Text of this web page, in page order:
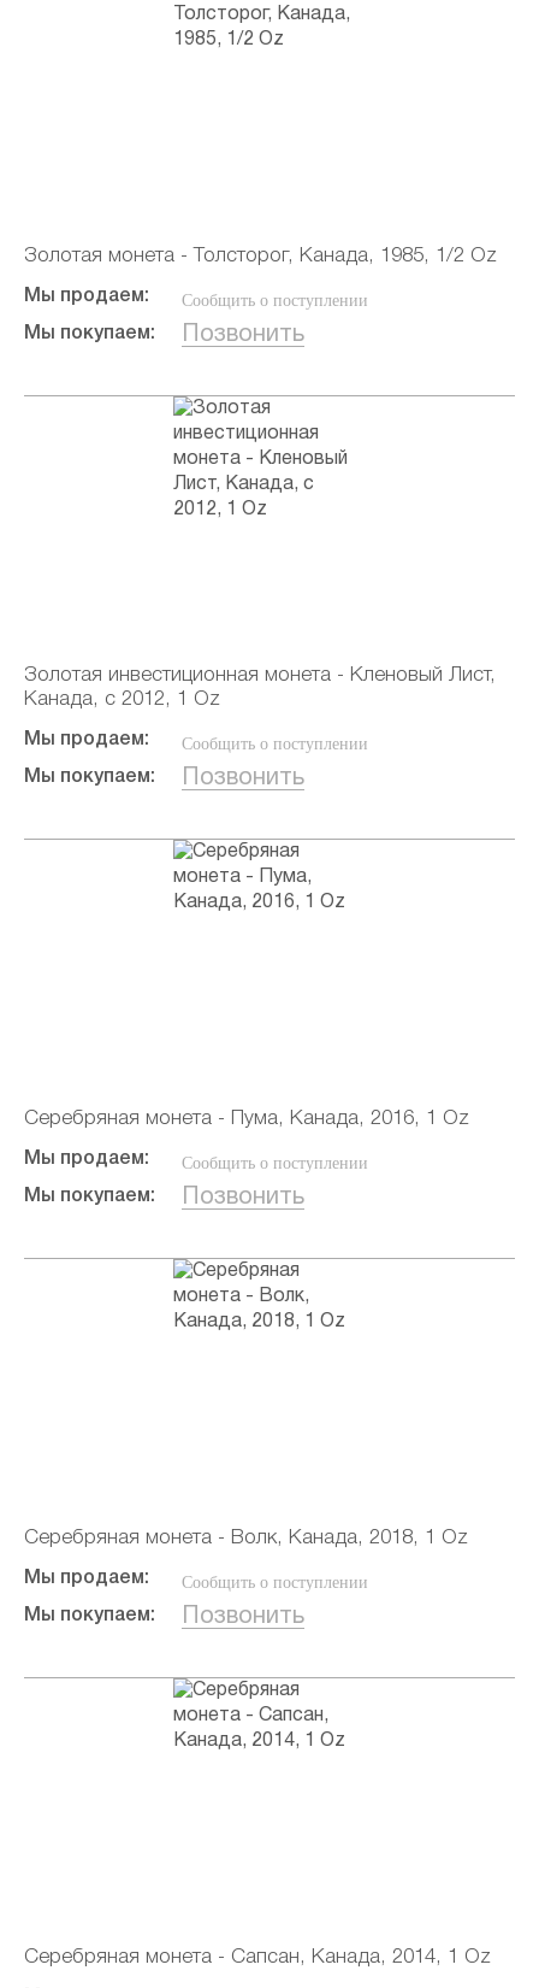
Золотая монета - Толсторог, Канада, 1985, 1/2 Oz
Мы продаем: Сообщить о поступлении
Мы покупаем: Позвонить
Золотая инвестиционная монета - Кленовый Лист,
Канада, с 2012, 1 Oz
Мы продаем: Сообщить о поступлении
Мы покупаем: Позвонить
Серебряная монета - Пума, Канада, 2016, 1 Oz
Мы продаем: Сообщить о поступлении
Мы покупаем: Позвонить
Серебряная монета - Волк, Канада, 2018, 1 Oz
Мы продаем: Сообщить о поступлении
Мы покупаем: Позвонить
Серебряная монета - Сапсан, Канада, 2014, 1 Oz